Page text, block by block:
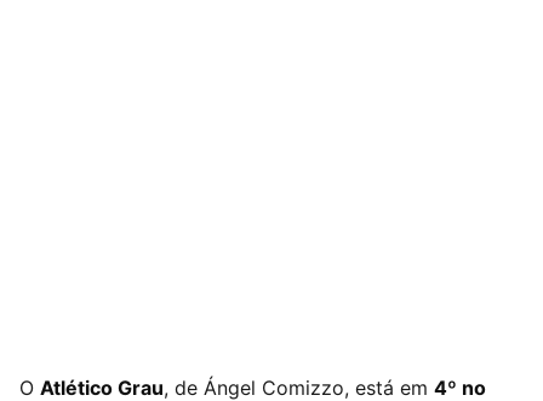
O Atlético Grau, de Ángel Comizzo, está em 4º no